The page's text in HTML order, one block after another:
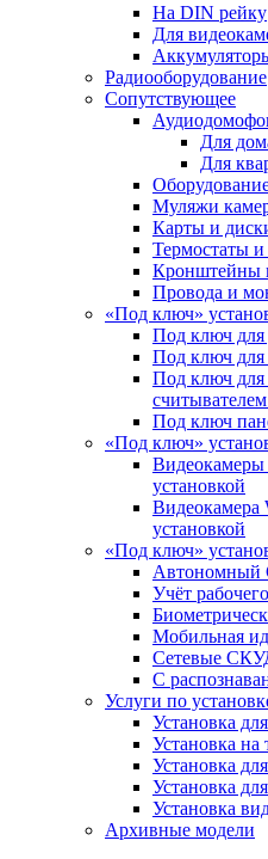
На DIN рейку
Для
Радиооборудование
Сопутствующее
Для
Для
Муляжи
Карты и
Термостаты и
Кронштейны
Провода и
«Под ключ»
Под ключ для
Под ключ для
Под ключ для
Под ключ
«Под ключ»
Видеокамеры
установкой
Видеокамера
установкой
«Под ключ»
Учёт
Мобильная
Сетевые
С
Услуги по
Установка
Установка на
Установка
Установка
Установка
Архивные модели